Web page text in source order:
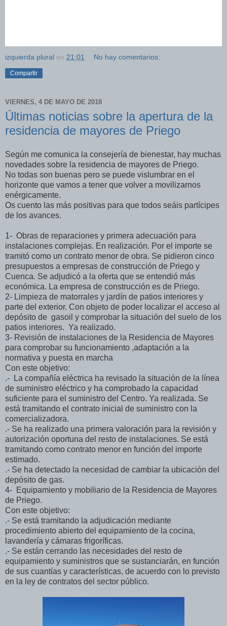
izquierda plural en 21:01 No hay comentarios:
Compartir
VIERNES, 4 DE MAYO DE 2018
Últimas noticias sobre la apertura de la
residencia de mayores de Priego
Según me comunica la consejería de bienestar, hay muchas
novedades sobre la residencia de mayores de Priego.
No todas son buenas pero se puede vislumbrar en el
horizonte que vamos a tener que volver a movilizarnos
enérgicamente.
Os cuento las más positivas para que todos seáis partícipes
de los avances.
1- Obras de reparaciones y primera adecuación para
instalaciones complejas. En realización. Por el importe se
tramitó como un contrato menor de obra. Se pidieron cinco
presupuestos a empresas de construcción de Priego y
Cuenca. Se adjudicó a la oferta que se entendió más
económica. La empresa de construcción es de Priego.
2- Limpieza de matorrales y jardín de patios interiores y
parte del exterior. Con objeto de poder localizar el acceso al
depósito de gasoil y comprobar la situación del suelo de los
patios interiores. Ya realizado.
3- Revisión de instalaciones de la Residencia de Mayores
para comprobar su funcionamiento ,adaptación a la
normativa y puesta en marcha
Con este objetivo:
.- La compañía eléctrica ha revisado la situación de la línea
de suministro eléctrico y ha comprobado la capacidad
suficiente para el suministro del Centro. Ya realizada. Se
está tramitando el contrato inicial de suministro con la
comercializadora.
.- Se ha realizado una primera valoración para la revisión y
autorización oportuna del resto de instalaciones. Se está
tramitando como contrato menor en función del importe
estimado.
.- Se ha detectado la necesidad de cambiar la ubicación del
depósito de gas.
4- Equipamiento y mobiliario de la Residencia de Mayores
de Priego.
Con este objetivo:
.- Se está tramitando la adjudicación mediante
procedimiento abierto del equipamiento de la cocina,
lavandería y cámaras frigoríficas.
.- Se están cerrando las necesidades del resto de
equipamiento y suministros que se sustanciarán, en función
de sus cuantías y características, de acuerdo con lo previsto
en la ley de contratos del sector público.